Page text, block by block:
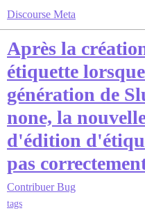
Discourse Meta
Après la
étiquette
génération de
none, la
d'édition
pas
Contribuer Bug
tags